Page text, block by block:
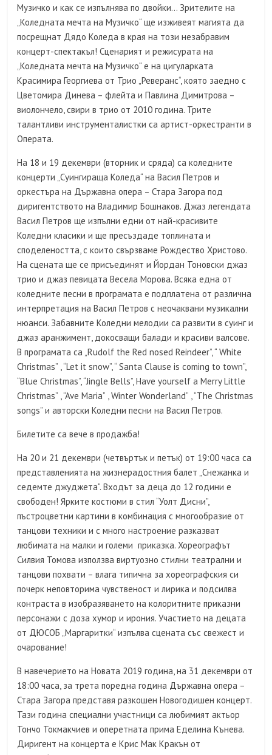
Музичко и как се изпълнява по двойки… Зрителите на
„Коледната мечта на Музичко“ ще изживеят магията да
посрещнат Дядо Коледа в края на този незабравим
концерт-спектакъл! Сценарият и режисурата на
„Коледната мечта на Музичко“ е на цигуларката
Красимира Георгиева от Трио „Реверанс“, която заедно с
Цветомира Динева – флейта и Павлина Димитрова –
виолончело, свири в трио от 2010 година. Трите
талантливи инструменталистки са артист-оркестранти в
Операта.
На 18 и 19 декември (вторник и сряда) са коледните
концерти „Суингираща Коледа“ на Васил Петров и
оркестъра на Държавна опера – Стара Загора под
диригентството на Владимир Бошнаков. Джаз легендата
Васил Петров ще изпълни едни от най-красивите
Коледни класики и ще пресъздаде топлината и
споделеността, с които свързваме Рождество Христово.
На сцената ще се присъединят и Йордан Тоновски джаз
трио и джаз певицата Весела Морова. Всяка една от
коледните песни в програмата е подплатена от различна
интерпретация на Васил Петров с неочаквани музикални
нюанси. Забавните Коледни мелодии са развити в суинг и
джаз аранжимент, докосващи балади и красиви валсове.
В програмата са „Rudolf the Red nosed Reindeer”, “ White
Christmas” , “Let it snow”, “ Santa Clause is coming to town”,
“Blue Christmas”, “Jingle Bells”, Have yourself a Merry Little
Christmas” , “Ave Maria” , Winter Wonderland” , “The Christmas
songs” и авторски Коледни песни на Васил Петров.
Билетите са вече в продажба!
На 20 и 21 декември (четвъртък и петък) от 19:00 часа са
представленията на жизнерадостния балет „Снежанка и
седемте джуджета“. Входът за деца до 12 години е
свободен! Ярките костюми в стил “Уолт Дисни”,
пъстроцветни картини в комбинация с многообразие от
танцови техники и с много настроение разказват
любимата на малки и големи приказка. Хореографът
Силвия Томова използва виртуозно стилни театрални и
танцови похвати – влага типична за хореографския си
почерк неповторима чувственост и лирика и подсилва
контраста в изобразяването на колоритните приказни
персонажи с доза хумор и ирония. Участието на децата
от ДЮСОБ „Маргаритки“ изпълва сцената със свежест и
очарование!
В навечерието на Новата 2019 година, на 31 декември от
18:00 часа, за трета поредна година Държавна опера –
Стара Загора представя разкошен Новогодишен концерт.
Тази година специални участници са любимият актьор
Тончо Токмакчиев и оперетната прима Еделина Кънева.
Диригент на концерта е Крис Мак Кракън от